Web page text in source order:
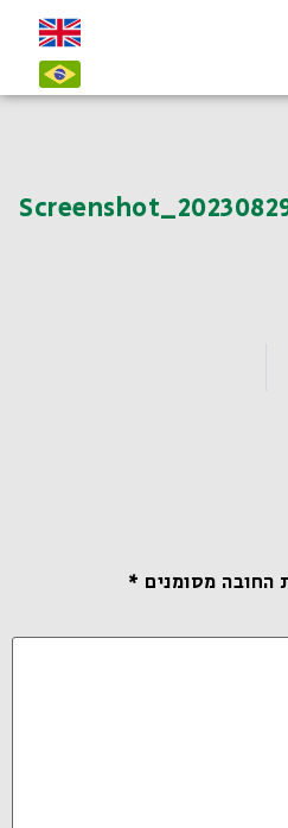
החובה מסומנים *